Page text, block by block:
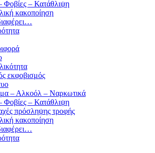
Φοβίες – Κατάθλιψη
κακοποίηση
εκφοβισμός
– Αλκοόλ – Ναρκωτικά
Φοβίες – Κατάθλιψη
πρόσληψης τροφής
κακοποίηση